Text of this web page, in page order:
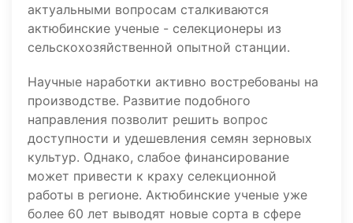
актуальными вопросам сталкиваются
актюбинские ученые - селекционеры из
сельскохозяйственной опытной станции.
Научные наработки активно востребованы на
производстве. Развитие подобного
направления позволит решить вопрос
доступности и удешевления семян зерновых
культур. Однако, слабое финансирование
может привести к краху селекционной
работы в регионе. Актюбинские ученые уже
более 60 лет выводят новые сорта в сфере